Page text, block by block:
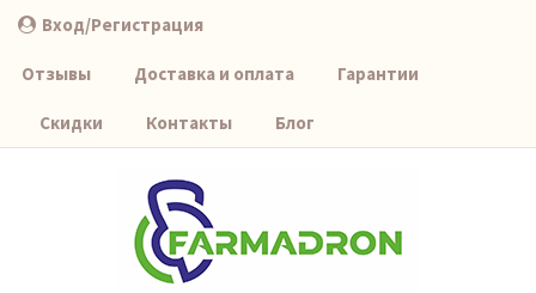
Вход/Регистрация
Отзывы Доставка и оплата Гарантии
Скидки Контакты Блог